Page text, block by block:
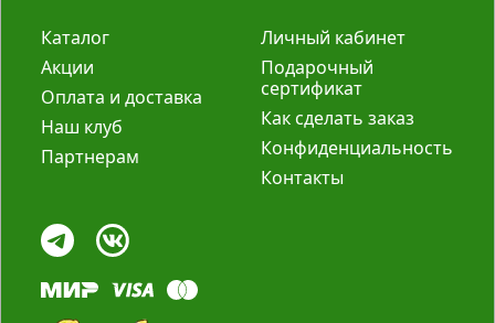
Каталог
Акции
Оплата и доставка
Наш клуб
Партнерам
Личный кабинет
Подарочный
сертификат
Как сделать заказ
Конфиденциальность
Контакты